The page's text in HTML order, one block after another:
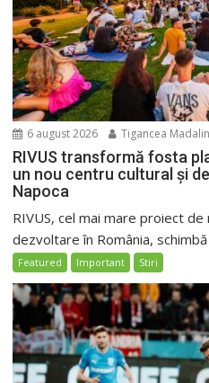
6 august 2026 Tigancea
RIVUS transformă fosta
un nou centru cultural și
Napoca
RIVUS, cel mai mare proiect
dezvoltare în România, schimbă
Featured Important Stiri